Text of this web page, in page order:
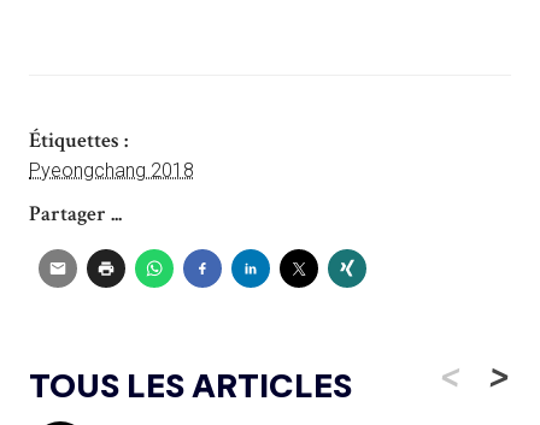
Étiquettes :
Pyeongchang 2018
Partager ...
TOUS LES ARTICLES < >